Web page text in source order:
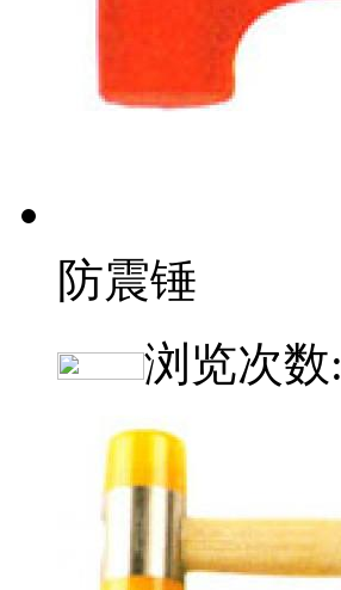
防震锤
浏览次数: